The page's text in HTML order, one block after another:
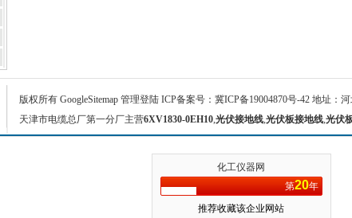
版权所有 GoogleSitemap 管理登陆 ICP备案号： 冀ICP备19004870号-42 地址：
天津市电缆总厂第一分厂主营6XV1830-0EH10,光伏接地线,光伏板接地线,光伏
化工仪器网
第20年
推荐收藏该企业网站